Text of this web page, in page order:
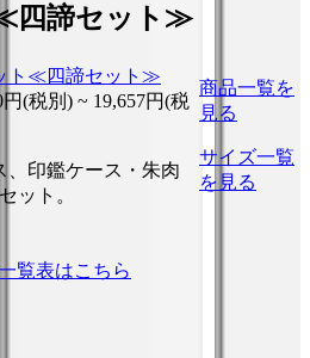
四諦セット≫
ト≪四諦セット≫
円(税別) ~ 19,657円(税
、印鑑ケース・朱肉
ット。
商品一覧を
見る
サイズ一覧
を見る
覧表はこちら